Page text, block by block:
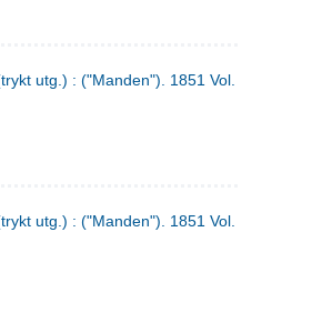
utg.) : ("Manden"). 1851 Vol. 2 Nr. 1
utg.) : ("Manden"). 1851 Vol. 1 Nr. 10